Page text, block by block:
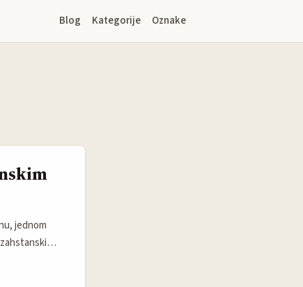
Blog Kategorije Oznake
jednom
2019. do